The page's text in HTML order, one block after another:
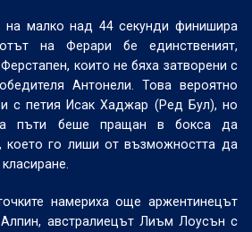
на малко над 44 секунди финишира
на Ферари бе единственият,
които не бяха затворени с
Антонели. Това вероятно
с петия Исак Хаджар (Ред Бул), но
пъти беше пращан в бокса да
което го лиши от възможността да
намериха още аржентинецът
австралиецът Лиъм Лоусън с